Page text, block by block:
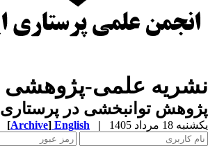
نشریه علمی-پژوهشی
پژوهش توانبخشی در پرستاری
یکشنبه 18 مرداد 1405 |
English
[Archive]